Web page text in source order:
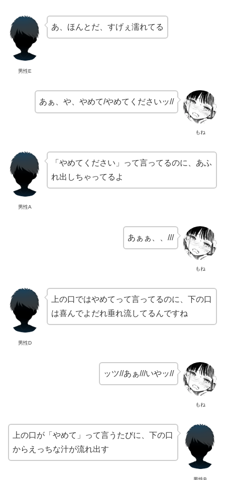
男性E
あ、ほんとだ、すげぇ濡れてる
もね
あぁ、や、やめて/やめてくださいッ//
男性A
「やめてください」って言ってるのに、あふ
れ出しちゃってるよ
もね
あぁぁ、、///
男性D
上の口ではやめてって言ってるのに、下の口
は喜んでよだれ垂れ流してるんですね
もね
ッツ//あぁ///いやッ//
上の口が「やめて」って言うたびに、下の口
からえっちな汁が流れ出す